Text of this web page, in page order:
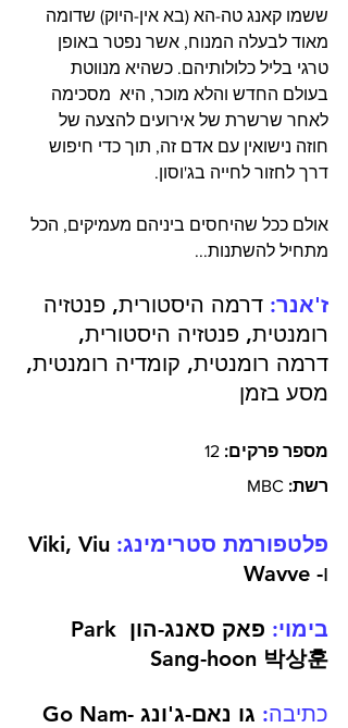
ששמו קאנג טה-הא (בא אין-היוק) שדומה
מאוד לבעלה המנוח, אשר נפטר באופן
טרגי בליל כלולותיהם. כשהיא מנווטת
בעולם החדש והלא מוכר, היא  מסכימה
לאחר שרשרת של אירועים להצעה של
חוזה נישואין עם אדם זה, תוך כדי חיפוש
דרך לחזור לחייה בג'וסון.
אולם ככל שהיחסים ביניהם מעמיקים, הכל
מתחיל להשתנות...
ז'אנר: דרמה היסטורית, פנטזיה
רומנטית, פנטזיה היסטורית,
דרמה רומנטית, קומדיה רומנטית,
מסע בזמן
מספר פרקים:
רשת:
פלטפורמת סטרימינג:
ו- Wavve
בימוי:
פאק סאנג-הון Park
Sang-hoon 박상훈
כתיבה:
גו נאם-ג'ונג Go Nam-